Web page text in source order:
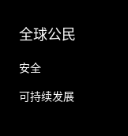
全球公民
安全
可持续发展